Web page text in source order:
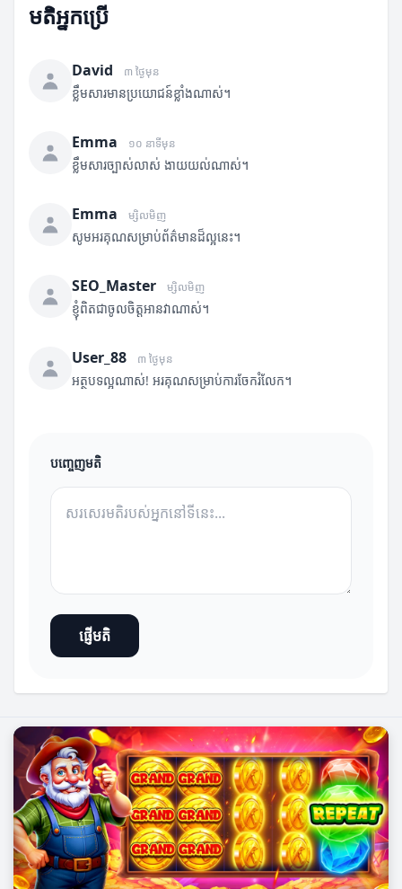
មតិអ្នកប្រើ
David ៣ ថ្ងៃមុន
ខ្លឹមសារមានប្រយោជន៍ខ្លាំងណាស់។
Emma ១០ នាទីមុន
ខ្លឹមសារច្បាស់លាស់ ងាយយល់ណាស់។
Emma ម្សិលមិញ
សូមអរគុណសម្រាប់ព័ត៌មានដ៏ល្អនេះ។
SEO_Master ម្សិលមិញ
ខ្ញុំពិតជាចូលចិត្តអានវាណាស់។
User_88 ៣ ថ្ងៃមុន
អត្ថបទល្អណាស់! អរគុណសម្រាប់ការចែករំលែក។
បញ្ចេញមតិ
ផ្ញើមតិ